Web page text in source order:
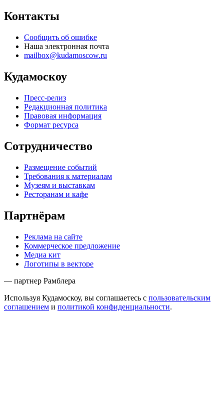
Контакты
Сообщить об ошибке
Наша электронная почта
mailbox@kudamoscow.ru
Кудамоскоу
Пресс-релиз
Редакционная политика
Правовая информация
Формат ресурса
Сотрудничество
Размещение событий
Требования к материалам
Музеям и выставкам
Ресторанам и кафе
Партнёрам
Реклама на сайте
Коммерческое предложение
Медиа кит
Логотипы в векторе
— партнер Рамблера
Используя Кудамоскоу, вы соглашаетесь с пользовательским
соглашением и политикой конфиденциальности.